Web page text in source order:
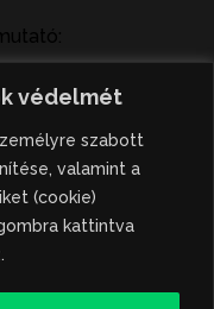
védelmét
szabott
valamint a
(cookie)
kattintva
hírportálon
és minden egyéb
Kulturális
amely szellemi
védik. A
és polgári jogi
A hírportálon